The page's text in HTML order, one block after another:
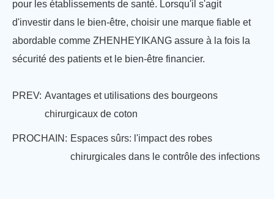
pour les établissements de santé. Lorsqu'il s'agit
d'investir dans le bien-être, choisir une marque fiable et
abordable comme ZHENHEYIKANG assure à la fois la
sécurité des patients et le bien-être financier.
PREV: Avantages et utilisations des bourgeons
chirurgicaux de coton
PROCHAIN: Espaces sûrs: l'impact des robes
chirurgicales dans le contrôle des infections